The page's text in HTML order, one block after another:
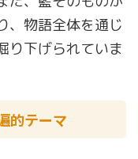
、物語全体を通じ
り下げられていま
的テーマ